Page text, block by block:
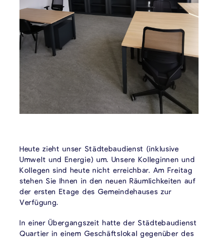
Heute zieht unser Städtebaudienst (inklusive
Umwelt und Energie) um. Unsere Kolleginnen und
Kollegen sind heute nicht erreichbar. Am Freitag
stehen Sie Ihnen in den neuen Räumlichkeiten auf
der ersten Etage des Gemeindehauses zur
Verfügung.
In einer Übergangszeit hatte der Städtebaudienst
Quartier in einem Geschäftslokal gegenüber des